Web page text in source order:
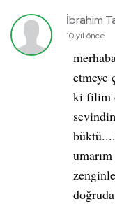
İbrahim
10 yıl önce
etmeye
ki filim